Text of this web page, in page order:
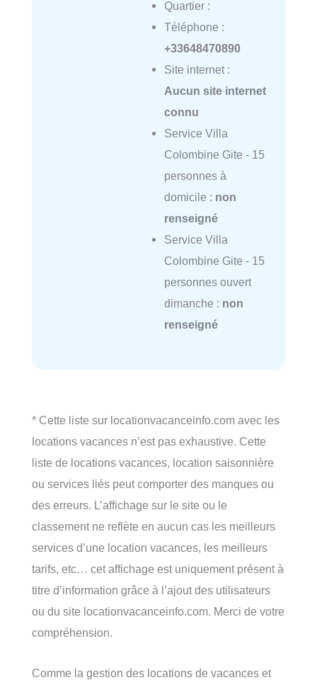
Quartier :
Téléphone :
+33648470890
Site internet :
Aucun site internet
connu
Service Villa
Colombine Gite - 15
personnes à
domicile : non
renseigné
Service Villa
Colombine Gite - 15
personnes ouvert
dimanche : non
renseigné
* Cette liste sur locationvacanceinfo.com avec les
locations vacances n’est pas exhaustive. Cette
liste de locations vacances, location saisonnière
ou services liés peut comporter des manques ou
des erreurs. L’affichage sur le site ou le
classement ne reflète en aucun cas les meilleurs
services d’une location vacances, les meilleurs
tarifs, etc… cet affichage est uniquement présent à
titre d’information grâce à l’ajout des utilisateurs
ou du site locationvacanceinfo.com. Merci de votre
compréhension.
Comme la gestion des locations de vacances et